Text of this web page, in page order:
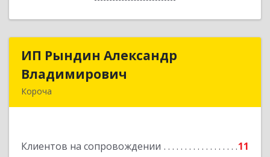
ИП Рындин Александр
Владимирович
Короча
Клиентов на сопровождении 11
ИП Рындин Александр
Подробнее